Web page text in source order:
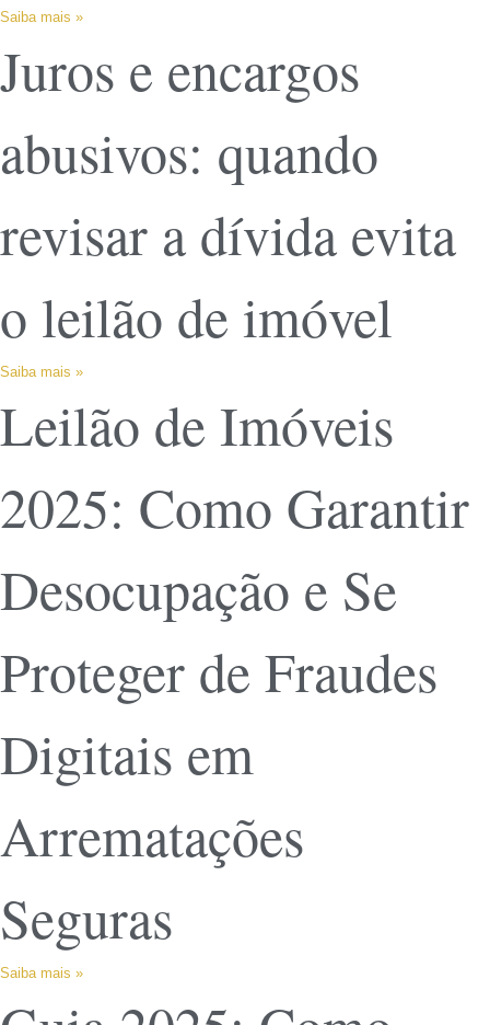
Saiba mais »
Juros e encargos
abusivos: quando
revisar a dívida evita
o leilão de imóvel
Saiba mais »
Leilão de Imóveis
2025: Como Garantir
Desocupação e Se
Proteger de Fraudes
Digitais em
Arrematações
Seguras
Saiba mais »